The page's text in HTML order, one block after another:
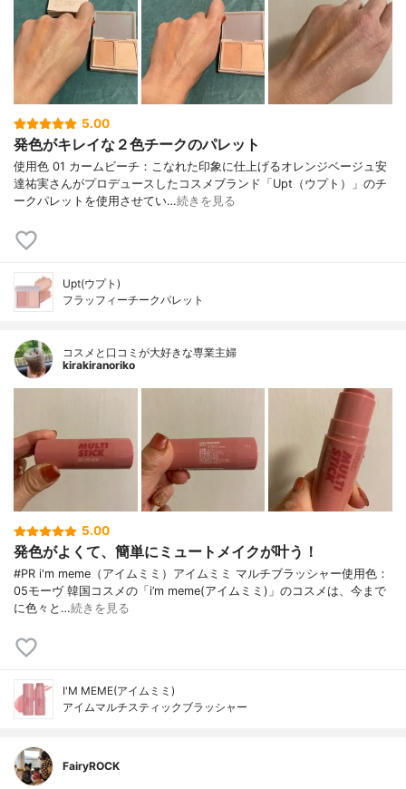
5.00
発色がキレイな２色チークのパレット
使用色 01 カームビーチ：こなれた印象に仕上げるオレンジベージュ安
達祐実さんがプロデュースしたコスメブランド「Upt（ウプト）」のチ
ークパレットを使用させてい…続きを見る
Upt(ウプト)
フラッフィーチークパレット
コスメと口コミが大好きな専業主婦
kirakiranoriko
5.00
発色がよくて、簡単にミュートメイクが叶う！
#PR i'm meme（アイムミミ）アイムミミ マルチブラッシャー使用色：
05モーヴ 韓国コスメの「i’m meme(アイムミミ)」のコスメは、今まで
に色々と…続きを見る
I'M MEME(アイムミミ)
アイムマルチスティックブラッシャー
FairyROCK